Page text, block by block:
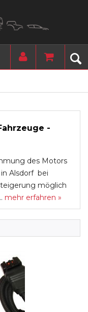
-
des Motors
Alsdorf bei
möglich
mehr erfahren »